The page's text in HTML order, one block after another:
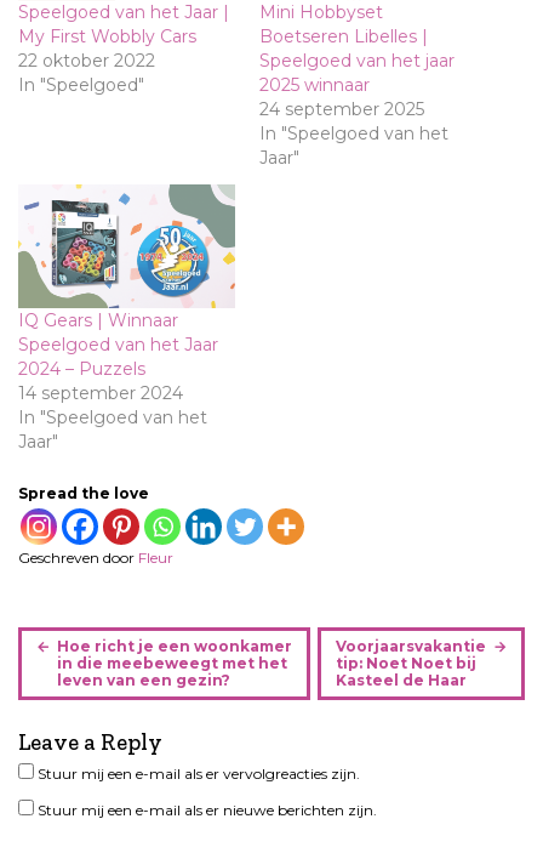
Speelgoed van het Jaar |
My First Wobbly Cars
22 oktober 2022
In "Speelgoed"
Mini Hobbyset
Boetseren Libelles |
Speelgoed van het jaar
2025 winnaar
24 september 2025
In "Speelgoed van het
Jaar"
IQ Gears | Winnaar
Speelgoed van het Jaar
2024 – Puzzels
14 september 2024
In "Speelgoed van het
Jaar"
Spread the love
Geschreven door Fleur
B
r
c
h
t
Hoe richt je een woonkamer
in die meebeweegt met het
leven van een gezin?
Voorjaarsvakantie
tip: Noet Noet bij
Kasteel de Haar
Leave a Reply
Stuur mij een e-mail als er vervolgreacties zijn.
Stuur mij een e-mail als er nieuwe berichten zijn.